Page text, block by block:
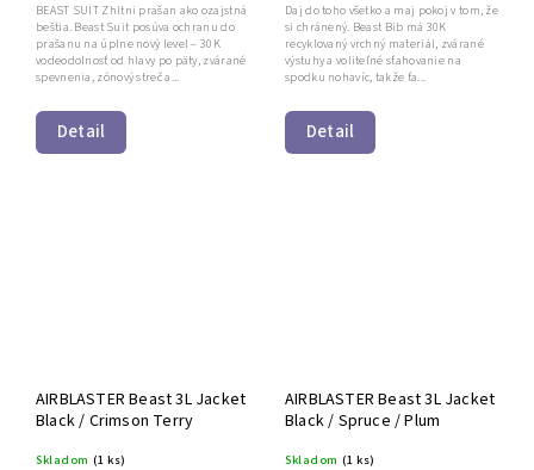
Detail
BEAST SUIT Zhltni prašan ako ozajstná
beštia. Beast Suit posúva ochranu do
prašanu na úplne nový level – 30K
vodeodolnosť od hlavy po päty, zvárané
spevnenia, zónový streč a...
Detail
Daj do toho všetko a maj pokoj v tom, že
si chránený. Beast Bib má 30K
recyklovaný vrchný materiál, zvárané
výstuhy a voliteľné sťahovanie na
spodku nohavíc, takže ťa...
AIRBLASTER Beast 3L Jacket
Black / Crimson Terry
Skladom (1 ks)
AIRBLASTER Beast 3L Jacket
Black / Spruce / Plum
Skladom (1 ks)